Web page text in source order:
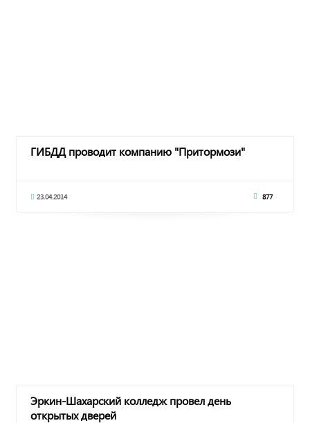
ГИБДД проводит компанию "Притормози"
23.04.2014 877
Эркин-Шахарский колледж провел день
открытых дверей